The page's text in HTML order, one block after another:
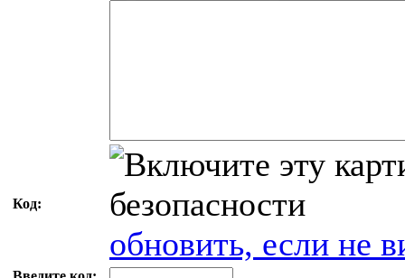
Код:
обновить, если не